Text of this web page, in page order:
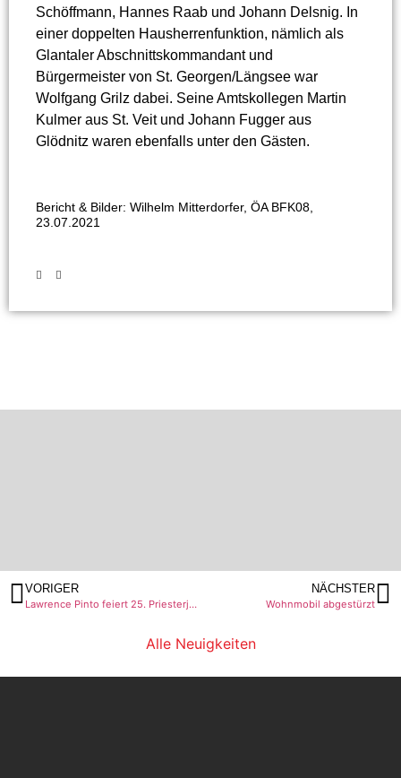
Schöffmann, Hannes Raab und Johann Delsnig. In
einer doppelten Hausherrenfunktion, nämlich als
Glantaler Abschnittskommandant und
Bürgermeister von St. Georgen/Längsee war
Wolfgang Grilz dabei. Seine Amtskollegen Martin
Kulmer aus St. Veit und Johann Fugger aus
Glödnitz waren ebenfalls unter den Gästen.
Bericht & Bilder: Wilhelm Mitterdorfer, ÖA BFK08,
23.07.2021
VORIGER
Lawrence Pinto feiert 25. Priesterjubiläum
NÄCHSTER
Wohnmobil abgestürzt
Alle Neuigkeiten